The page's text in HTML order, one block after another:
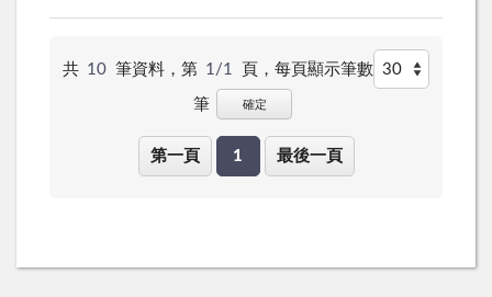
共 10 筆資料，第 1/1 頁， 每頁顯示筆數
筆 確定
第一頁 1 最後一頁